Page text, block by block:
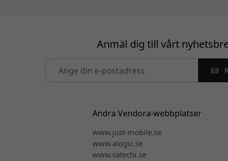
Anmäl dig till vårt
Andra Vendora-webbplatser
www.just-mobile.se
www.alogic.se
www.satechi.se